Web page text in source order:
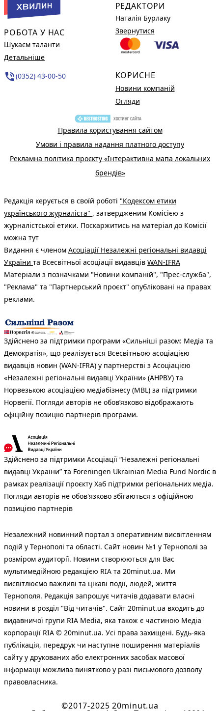
РОБОТА У НАС
Шукаєм таланти
Детальніше
phone_in_talk(0352) 43-00-50
РЕДАКТОРИ
Наталія Бурлаку
Звернутися
КОРИСНЕ
Новини компаній
Огляди
Правила користування сайтом
Умови і правила надання платного доступу
Рекламна політика проєкту «Інтерактивна мапа локальних
брендів»
Редакція керується в своїй роботі "Кодексом етики
українського журналіста" , затвердженим Комісією з
журналістської етики. Поскаржитись на матеріал до Комісії
можна тут
Видання є членом Асоціації Незалежні регіональні видавці
України та Всесвітньої асоціації видавців WAN-IFRA
Матеріали з позначками "Новини компаній", "Прес-служба",
"Реклама" та "Партнерський проєкт" опубліковані на правах
реклами.
Здійснено за підтримки програми «Сильніші разом: Медіа та
Демократія», що реалізується Всесвітньою асоціацією
видавців новин (WAN-IFRA) у партнерстві з Асоціацією
«Незалежні регіональні видавці України» (АНРВУ) та
Норвезькою асоціацією медіабізнесу (MBL) за підтримки
Норвегії. Погляди авторів не обов’язково відображають
офіційну позицію партнерів програми.
Здійснено за підтримки Асоціації “Незалежні регіональні
видавці України” та Foreningen Ukrainian Media Fund Nordic в
рамках реалізації проєкту Хаб підтримки регіональних медіа.
Погляди авторів не обов'язково збігаються з офіційною
позицією партнерів
Незалежний новинний портал з оперативним висвітленням
подій у Тернополі та області. Сайт новин №1 у Тернополі за
розміром аудиторії. Новини створюються для Вас
мультимедійною редакцією RIA та 20minut.ua. Ми
висвітлюємо важливі та цікаві події, людей, життя
Тернополя. Редакція запрошує читачів додавати власні
новини в розділ "Від читачів". Сайт 20minut.ua входить до
видавничої групи RIA Media, яка також є частиною Медіа
корпорації RIA © 20minut.ua. Усі права захищені. Будь-яка
публiкацiя, передрук чи наступне поширення матеріалів
сайту у друкованих або електронних засобах масової
інформації можлива винятково у разі письмового дозволу
правовласника.
©2017-2025 20minut.ua